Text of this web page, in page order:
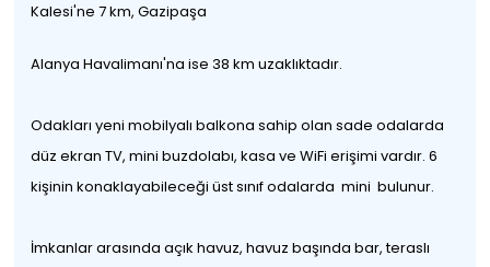
Kalesi'ne 7 km, Gazipaşa
Alanya Havalimanı'na ise 38 km uzaklıktadır.
Odakları yeni mobilyalı balkona sahip olan sade odalarda
düz ekran TV, mini buzdolabı, kasa ve WiFi erişimi vardır. 6
kişinin konaklayabileceği üst sınıf odalarda mini bulunur.
İmkanlar arasında açık havuz, havuz başında bar, teraslı